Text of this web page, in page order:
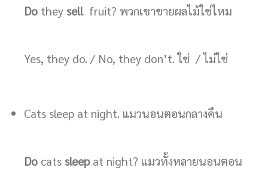
Dothey sell fruit? พวกเขาขายผลไม้ใช่ไหม
Yes, they do. / No, they don’t. ใช่ / ไม่ใช่
Cats sleep at night. แมวนอนตอนกลางคืน
Docats sleepat night? แมวทั้งหลายนอนตอน